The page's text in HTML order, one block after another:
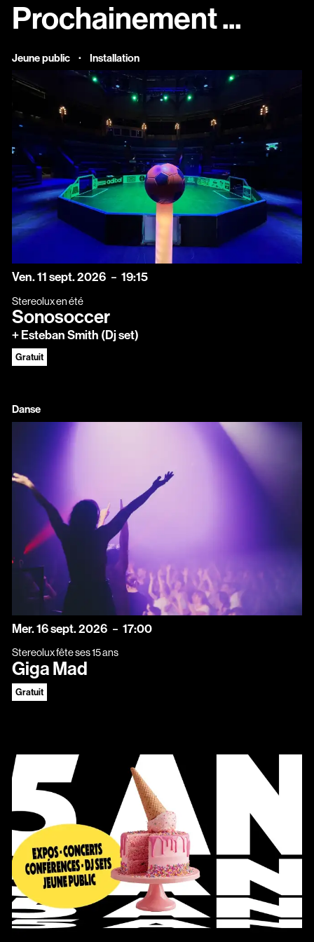
Prochainement...
Jeune public · Installation
vendredi
Ven.11septembre
sept.2026 19:15
Stereolux en été
Sonosoccer
+ Esteban Smith (Dj set)
Gratuit
Danse
mercredi
Mer.16septembre
sept.2026 17:00
Stereolux fête ses 15 ans
Giga Mad
Gratuit
Prévention des violences et signalement
Association Songo
Résidences
Espace pro
Partenaires
Location / Privatisation